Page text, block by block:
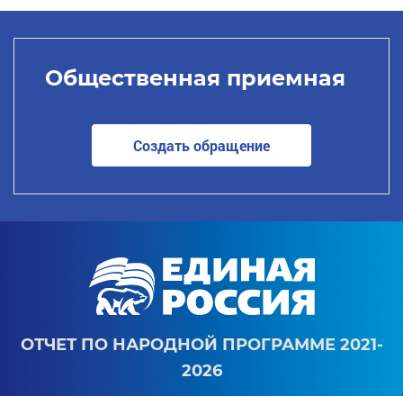
Общественная приемная
Создать обращение
ОТЧЕТ ПО НАРОДНОЙ ПРОГРАММЕ 2021-
2026